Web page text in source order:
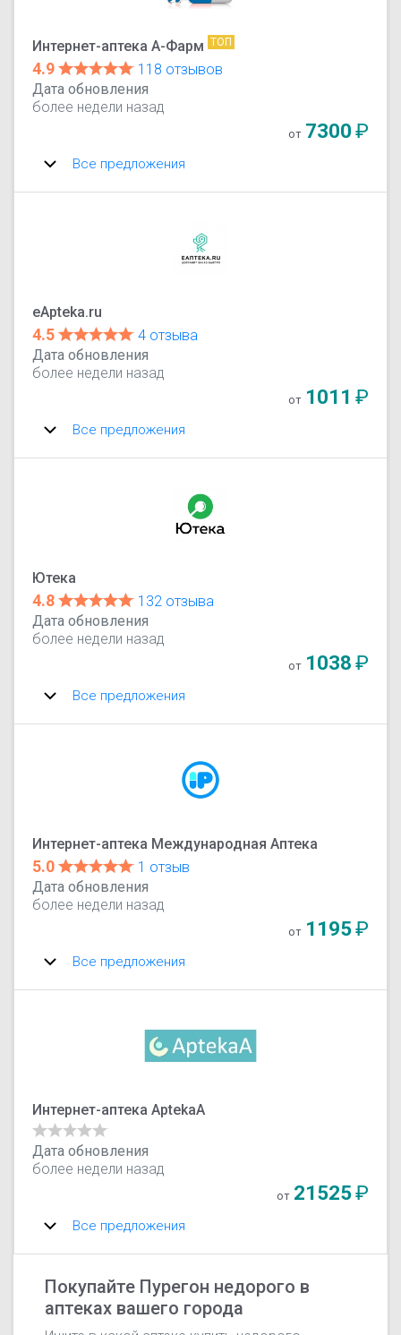
Интернет-аптека А-Фарм ТОП
4.9
118 отзывов
Дата обновления
более недели назад
от 7300₽
Все предложения
eApteka.ru
4.5
4 отзыва
Дата обновления
более недели назад
от 1011 ₽
Все предложения
Ютека
4.8
132 отзыва
Дата обновления
более недели назад
от 1038₽
Все предложения
Интернет-аптека Международная Аптека
5.0
1 отзыв
Дата обновления
более недели назад
от 1195₽
Все предложения
Интернет-аптека AptekaA
Дата обновления
более недели назад
от 21525₽
Все предложения
Покупайте Пурегон недорого в
аптеках вашего города